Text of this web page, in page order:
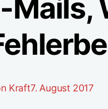
Kraft7. August 2017